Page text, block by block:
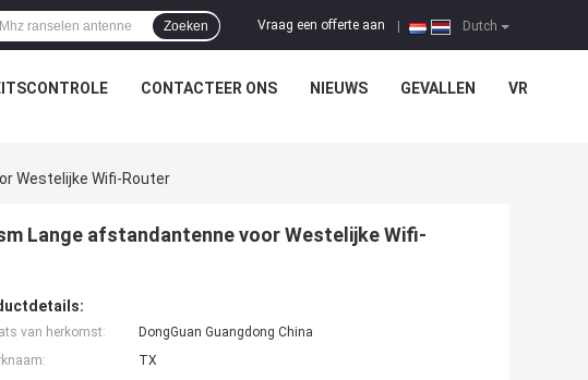
Dutch
Vraag een offerte aan
Zoeken
CONTACTEER ONS NIEUWS GEVALLEN VR
Westelijke Wifi-Router
Lange afstandantenne voor Westelijke Wifi-
van herkomst:
DongGuan Guangdong China
TX